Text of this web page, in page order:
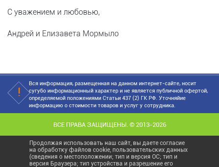
С уважением и любовью,
Андрей и Елизавета Мормыло
Вся информация, размещенная на данном интернет-сайте, носит
сугубо информационный характер и не является публичной офертой,
определяемой положениями Статьи 437 (2) ГК РФ. Уточняйие
информацию о стоимости товаров и услуг у сотрудника.
ВСЕ ПРАВА ЗАЩИЩЕНЫ. © 2013-2026
Продолжая использовать наш сайт, вы даете согласие
на обработку файлов cookie, пользовательских данных
(сведения о местоположении; тип и версия ОС; тип и
версия Браузера; тип устройства и разрешение его